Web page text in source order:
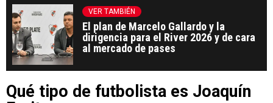
VER TAMBIÉN
El plan de Marcelo Gallardo y la
dirigencia para el River 2026 y de cara
al mercado de pases
Qué tipo de futbolista es Joaquín